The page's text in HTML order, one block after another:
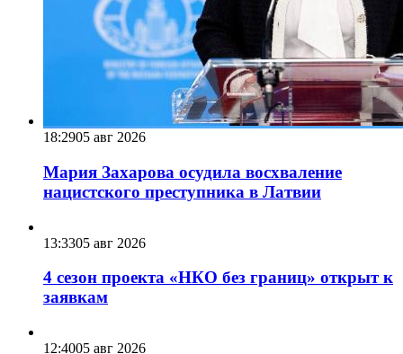
18:2905 авг 2026
Мария Захарова осудила восхваление
нацистского преступника в Латвии
13:3305 авг 2026
4 сезон проекта «НКО без границ» открыт к
заявкам
12:4005 авг 2026